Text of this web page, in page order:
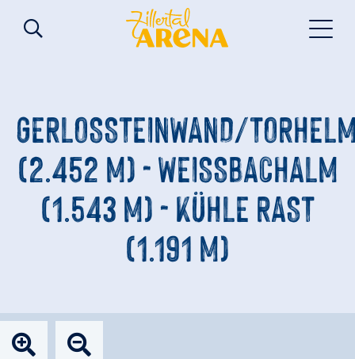
GERLOSSTEINWAND/
(2.452 M) - WEISSBACHALM (
1.543 M) - KÜHLE RAST (
1.191 M)